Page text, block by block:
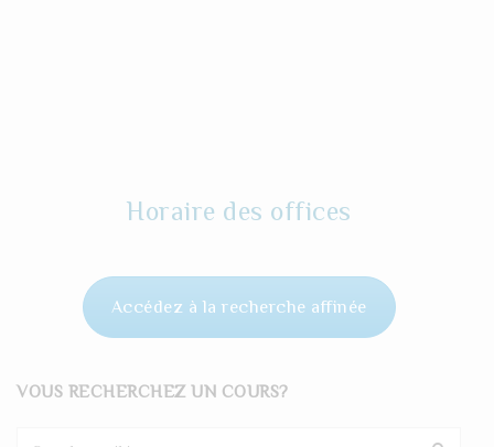
Horaire des offices
Accédez à la recherche affinée
VOUS RECHERCHEZ UN COURS?